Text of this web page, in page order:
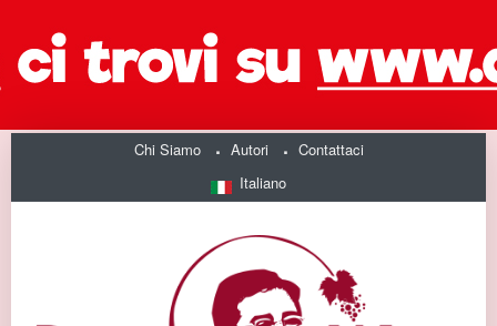
Chi Siamo Autori
Contattaci
Italiano